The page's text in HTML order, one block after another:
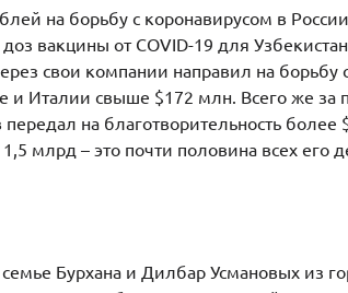
на борьбу с коронавирусом в
вакцины от COVID-19 для
свои компании направил на борьбу
и Италии свыше $172 млн. Всего же за
на благотворительность более
млрд – это почти половина всех его
Бурхана и Дилбар Усмановых из